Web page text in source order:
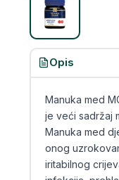
Opis
Manuka med
je veći sadržaj
Manuka med
onog
iritabilnog